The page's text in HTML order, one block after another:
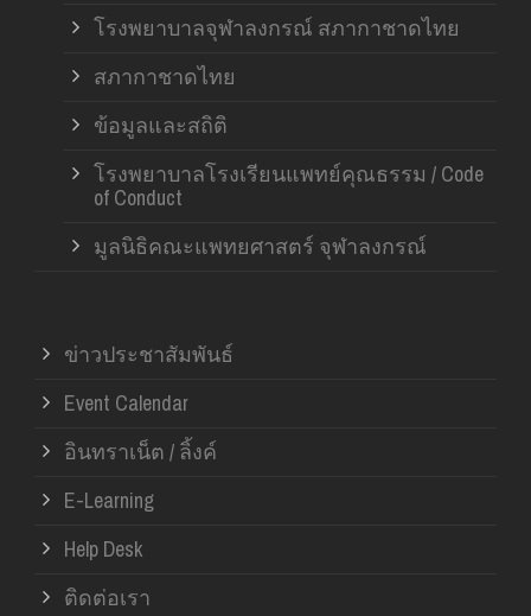
โรงพยาบาลจุฬาลงกรณ์ สภากาชาดไทย
สภากาชาดไทย
ข้อมูลและสถิติ
โรงพยาบาลโรงเรียนแพทย์คุณธรรม / Code
of Conduct
มูลนิธิคณะแพทยศาสตร์ จุฬาลงกรณ์
ข่าวประชาสัมพันธ์
Event Calendar
อินทราเน็ต / ลิ้งค์
E-Learning
Help Desk
ติดต่อเรา